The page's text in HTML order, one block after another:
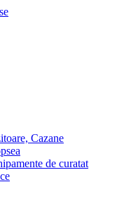
Cazane
de curatat